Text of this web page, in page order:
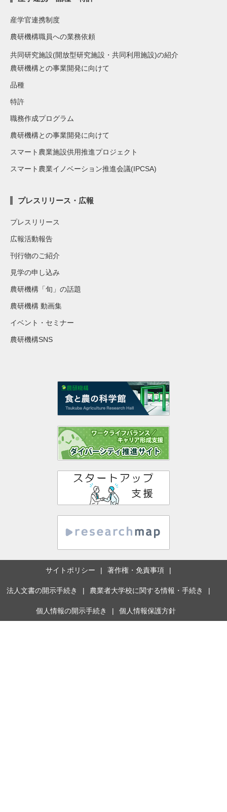
産学官連携制度
農研機構職員への業務依頼
共同研究施設(開放型研究施設・共同利用施設)の紹介
農研機構との事業開発に向けて
品種
特許
職務作成プログラム
農研機構との事業開発に向けて
スマート農業施設供用推進プロジェクト
スマート農業イノベーション推進会議(IPCSA)
プレスリリース・広報
プレスリリース
広報活動報告
刊行物のご紹介
見学の申し込み
農研機構「旬」の話題
農研機構 動画集
イベント・セミナー
農研機構SNS
サイトポリシー 著作権・免責事項
法人文書の開示手続き 農業者大学校に関する情報・手続き
個人情報の開示手続き 個人情報保護方針